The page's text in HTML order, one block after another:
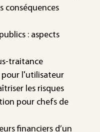
conséquences
: aspects
traitance
pour l'utilisateur
les risques
pour chefs de
financiers d’un